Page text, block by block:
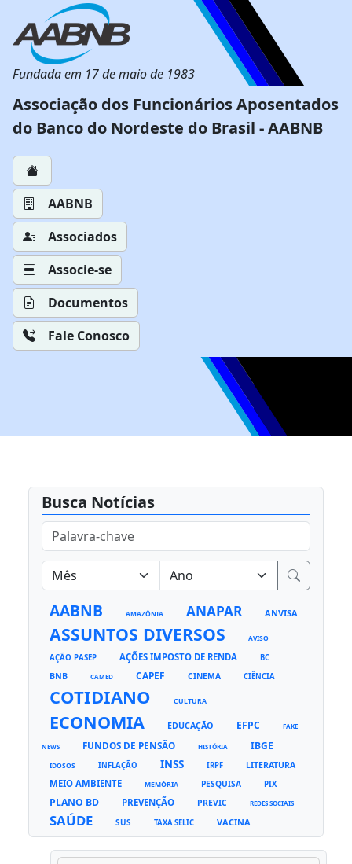
Fundada em 17 de maio de 1983
Associação dos Funcionários Aposentados
do Banco do Nordeste do Brasil - AABNB
AABNB
Associados
Associe-se
Documentos
Fale Conosco
Busca Notícias
AABNB AMAZÔNIA ANAPAR ANVISA
ASSUNTOS DIVERSOS AVISO
AÇÃO PASEP AÇÕES IMPOSTO DE RENDA BC
BNB CAMED CAPEF CINEMA CIÊNCIA
COTIDIANO CULTURA
ECONOMIA EDUCAÇÃO EFPC FAKE
NEWS FUNDOS DE PENSÃO HISTÓRIA IBGE
IDOSOS INFLAÇÃO INSS IRPF LITERATURA
MEIO AMBIENTE MEMÓRIA PESQUISA PIX
PLANO BD PREVENÇÃO PREVIC REDES SOCIAIS
SAÚDE SUS TAXA SELIC VACINA